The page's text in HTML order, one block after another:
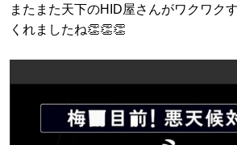
またまた天下のHID屋さんがワクワク
くれましたね👏👏👏